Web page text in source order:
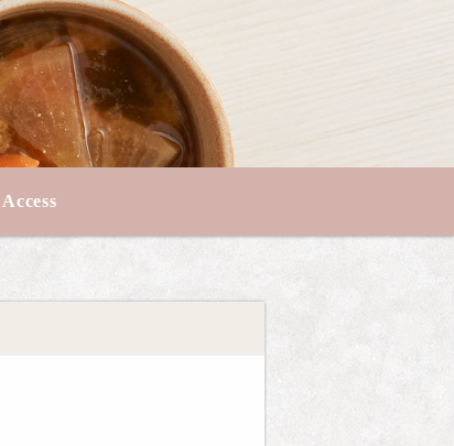
Access